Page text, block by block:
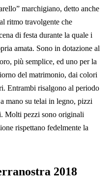
marchigiano, detto anche
ritmo travolgente che
di festa durante la quale i
amata. Sono in dotazione al
più semplice, ed uno per la
del matrimonio, dai colori
Entrambi risalgono al periodo
mano su telai in legno, pizzi
Molti pezzi sono originali
rispettano fedelmente la
2018